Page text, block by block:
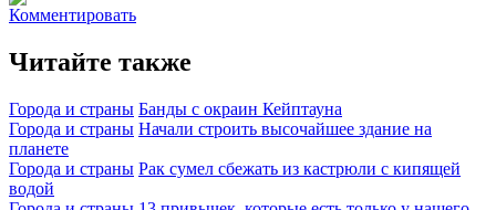
Комментировать
Читайте также
Города и страны Банды с окраин Кейптауна
Города и страны Начали строить высочайшее здание на
планете
Города и страны Рак сумел сбежать из кастрюли с кипящей
водой